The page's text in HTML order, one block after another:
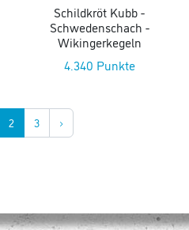
Schildkröt Kubb -
Schwedenschach -
Wikingerkegeln
4.340 Punkte
2 3 ›